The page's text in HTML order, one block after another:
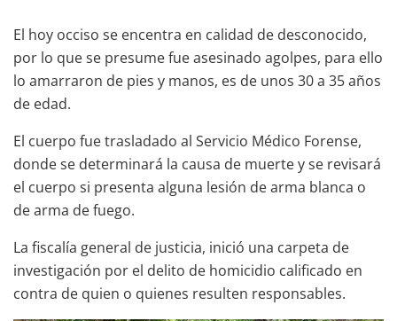
El hoy occiso se encentra en calidad de desconocido,
por lo que se presume fue asesinado agolpes, para ello
lo amarraron de pies y manos, es de unos 30 a 35 años
de edad.
El cuerpo fue trasladado al Servicio Médico Forense,
donde se determinará la causa de muerte y se revisará
el cuerpo si presenta alguna lesión de arma blanca o
de arma de fuego.
La fiscalía general de justicia, inició una carpeta de
investigación por el delito de homicidio calificado en
contra de quien o quienes resulten responsables.